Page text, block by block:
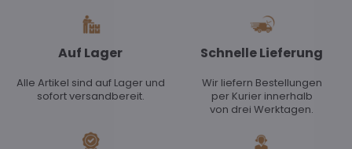
Auf Lager
Alle Artikel sind auf Lager und
sofort versandbereit.
Schnelle Lieferung
Wir liefern Bestellungen
per Kurier innerhalb
von drei Werktagen.